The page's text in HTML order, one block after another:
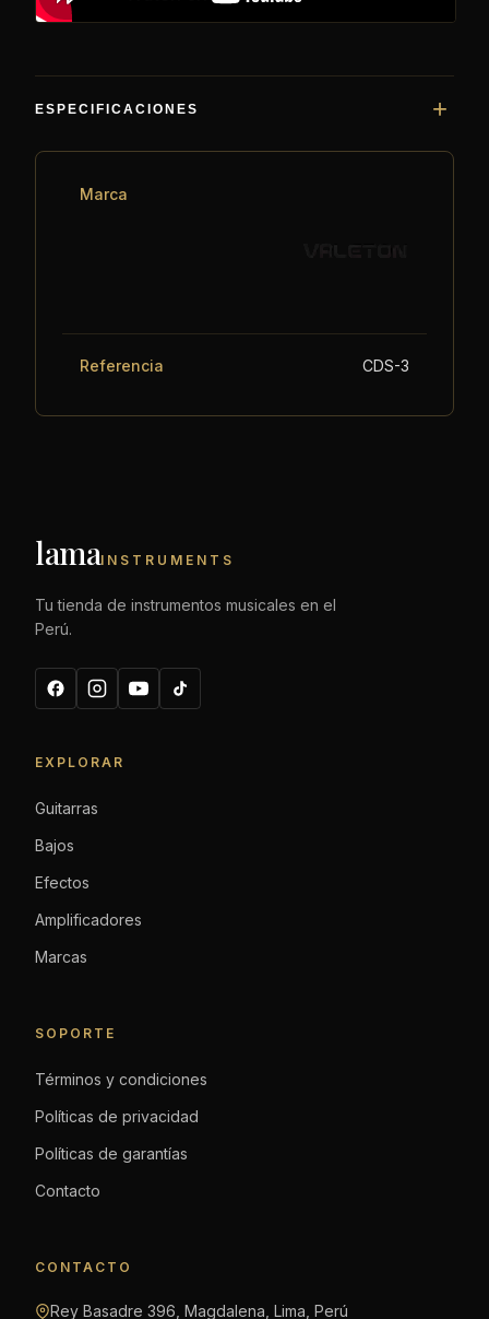
ESPECIFICACIONES
Marca
Referencia CDS-3
lamaINSTRUMENTS
Tu tienda de instrumentos musicales en el
Perú.
EXPLORAR
Guitarras
Bajos
Efectos
Amplificadores
Marcas
SOPORTE
Términos y condiciones
Políticas de privacidad
Políticas de garantías
Contacto
CONTACTO
Rey Basadre 396, Magdalena, Lima, Perú